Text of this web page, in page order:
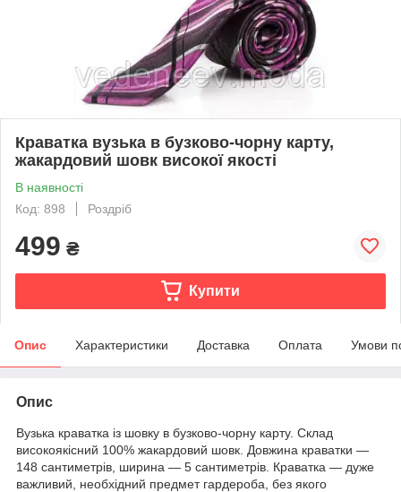
Краватка вузька в бузково-чорну карту,
жакардовий шовк високої якості
В наявності
Код: 898
Роздріб
499 ₴
Купити
Опис Характеристики Доставка Оплата Умови
Опис
Вузька краватка із шовку в бузково-чорну карту. Склад
високоякісний 100% жакардовий шовк. Довжина краватки —
148 сантиметрів, ширина — 5 сантиметрів. Краватка — дуже
важливий, необхідний предмет гардероба, без якого